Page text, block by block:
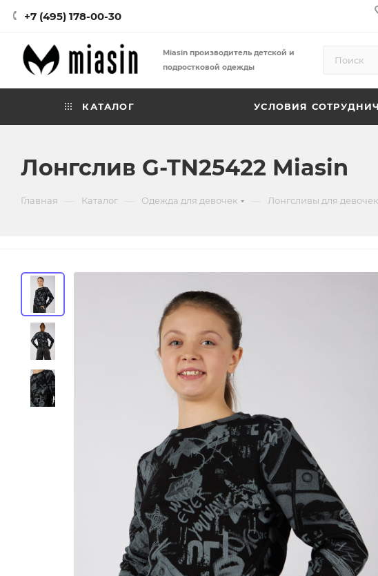
+7 (495) 178-00-30
Miasin производитель детской и
подростковой одежды
КАТАЛОГ УСЛОВИЯ
Лонгслив G-TN25422 Miasin
Главная Каталог Одежда для девочек Лонгсливы для девочек